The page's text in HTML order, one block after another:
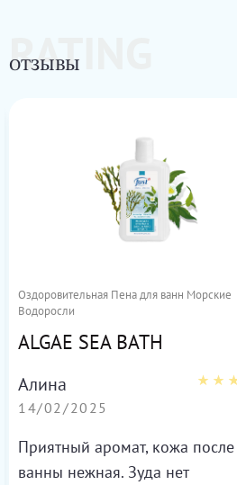
RATING
ОТЗЫВЫ
Оздоровительная Пена для ванн Морcкие
Водоросли
ALGAE SEA BATH
Алина
14/02/2025
Приятный аромат, кожа после
ванны нежная. Зуда нет